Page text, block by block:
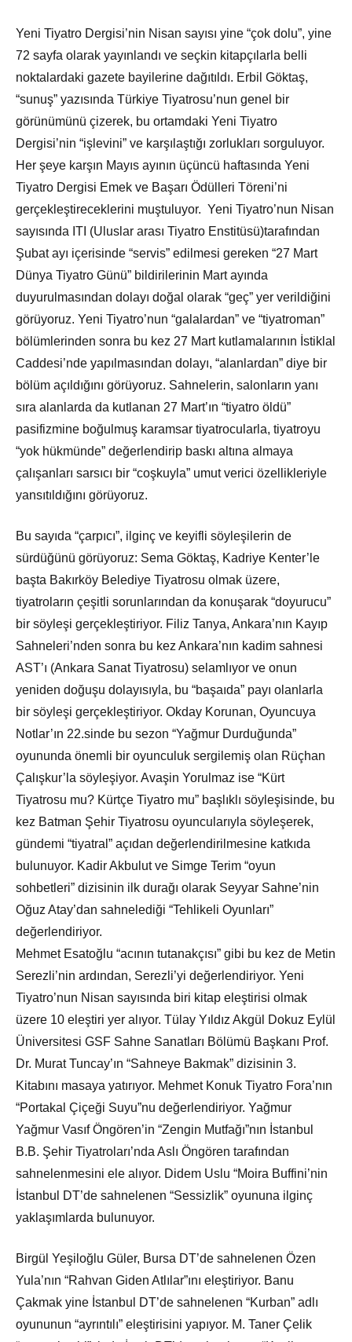
Yeni Tiyatro Dergisi’nin Nisan sayısı yine “çok dolu”, yine
72 sayfa olarak yayınlandı ve seçkin kitapçılarla belli
noktalardaki gazete bayilerine dağıtıldı. Erbil Göktaş,
“sunuş” yazısında Türkiye Tiyatrosu’nun genel bir
görünümünü çizerek, bu ortamdaki Yeni Tiyatro
Dergisi’nin “işlevini” ve karşılaştığı zorlukları sorguluyor.
Her şeye karşın Mayıs ayının üçüncü haftasında Yeni
Tiyatro Dergisi Emek ve Başarı Ödülleri Töreni’ni
gerçekleştireceklerini muştuluyor. Yeni Tiyatro’nun Nisan
sayısında ITI (Uluslar arası Tiyatro Enstitüsü)tarafından
Şubat ayı içerisinde “servis” edilmesi gereken “27 Mart
Dünya Tiyatro Günü” bildirilerinin Mart ayında
duyurulmasından dolayı doğal olarak “geç” yer verildiğini
görüyoruz. Yeni Tiyatro’nun “galalardan” ve “tiyatroman”
bölümlerinden sonra bu kez 27 Mart kutlamalarının İstiklal
Caddesi’nde yapılmasından dolayı, “alanlardan” diye bir
bölüm açıldığını görüyoruz. Sahnelerin, salonların yanı
sıra alanlarda da kutlanan 27 Mart’ın “tiyatro öldü”
pasifizmine boğulmuş karamsar tiyatrocularla, tiyatroyu
“yok hükmünde” değerlendirip baskı altına almaya
çalışanları sarsıcı bir “coşkuyla” umut verici özellikleriyle
yansıtıldığını görüyoruz.
Bu sayıda “çarpıcı”, ilginç ve keyifli söyleşilerin de
sürdüğünü görüyoruz: Sema Göktaş, Kadriye Kenter’le
başta Bakırköy Belediye Tiyatrosu olmak üzere,
tiyatroların çeşitli sorunlarından da konuşarak “doyurucu”
bir söyleşi gerçekleştiriyor. Filiz Tanya, Ankara’nın Kayıp
Sahneleri’nden sonra bu kez Ankara’nın kadim sahnesi
AST’ı (Ankara Sanat Tiyatrosu) selamlıyor ve onun
yeniden doğuşu dolayısıyla, bu “başaıda” payı olanlarla
bir söyleşi gerçekleştiriyor. Okday Korunan, Oyuncuya
Notlar’ın 22.sinde bu sezon “Yağmur Durduğunda”
oyununda önemli bir oyunculuk sergilemiş olan Rüçhan
Çalışkur’la söyleşiyor. Avaşin Yorulmaz ise “Kürt
Tiyatrosu mu? Kürtçe Tiyatro mu” başlıklı söyleşisinde, bu
kez Batman Şehir Tiyatrosu oyuncularıyla söyleşerek,
gündemi “tiyatral” açıdan değerlendirilmesine katkıda
bulunuyor. Kadir Akbulut ve Simge Terim “oyun
sohbetleri” dizisinin ilk durağı olarak Seyyar Sahne’nin
Oğuz Atay’dan sahnelediği “Tehlikeli Oyunları”
değerlendiriyor.
Mehmet Esatoğlu “acının tutanakçısı” gibi bu kez de Metin
Serezli’nin ardından, Serezli’yi değerlendiriyor. Yeni
Tiyatro’nun Nisan sayısında biri kitap eleştirisi olmak
üzere 10 eleştiri yer alıyor. Tülay Yıldız Akgül Dokuz Eylül
Üniversitesi GSF Sahne Sanatları Bölümü Başkanı Prof.
Dr. Murat Tuncay’ın “Sahneye Bakmak” dizisinin 3.
Kitabını masaya yatırıyor. Mehmet Konuk Tiyatro Fora’nın
“Portakal Çiçeği Suyu”nu değerlendiriyor. Yağmur
Yağmur Vasıf Öngören’in “Zengin Mutfağı”nın İstanbul
B.B. Şehir Tiyatroları’nda Aslı Öngören tarafından
sahnelenmesini ele alıyor. Didem Uslu “Moira Buffini’nin
İstanbul DT’de sahnelenen “Sessizlik” oyununa ilginç
yaklaşımlarda bulunuyor.
Birgül Yeşiloğlu Güler, Bursa DT’de sahnelenen Özen
Yula’nın “Rahvan Giden Atlılar”ını eleştiriyor. Banu
Çakmak yine İstanbul DT’de sahnelenen “Kurban” adlı
oyununun “ayrıntılı” eleştirisini yapıyor. M. Taner Çelik